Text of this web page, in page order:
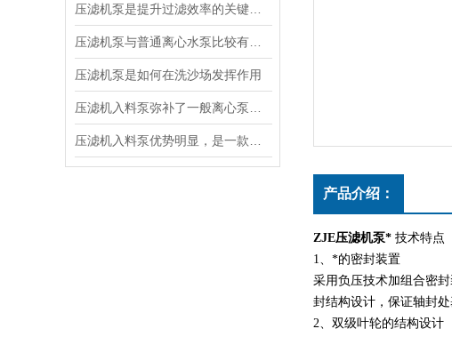
压滤机泵是如何在洗沙场发挥作用
产品介绍：
ZJE压滤机泵* 技术特点
1、*的密封装置
采用负压技术加组合密
封结构设计，保证轴封处
2、双级叶轮的结构设计